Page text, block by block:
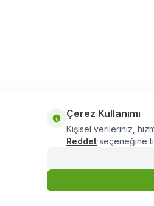
Çerez Kullanımı
Kişisel verileriniz,
Reddet seçeneğine